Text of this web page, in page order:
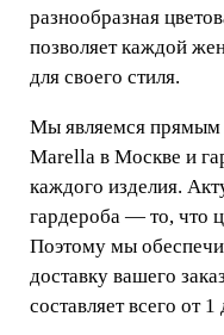
разнообразная
позволяет каждой
для своего стиля.
Мы являемся прямым
Marella в Москве и
каждого изделия.
гардероба — то, что
Поэтому мы
доставку вашего
составляет всего от 1